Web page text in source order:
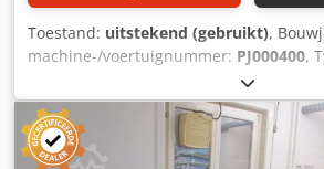
Toestand: uitstekend (gebruikt),
machine-/voertuignummer: PJ000400,
Paneelformaat (mm): 240 x 240 tot 670
(mm): 0,15 tot 0,30 Uitrusting / verdere
stapelaar Dwodpfxepahr Ae Acdoa
machine heeft 1 laserkop met 64 diodes